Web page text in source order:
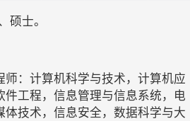
硕士。
师：计算机科学与技术，计算机应
件工程，信息管理与信息系统，电
技术，信息安全，数据科学与大